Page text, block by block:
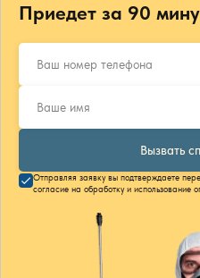
Приедет за 90
Вызвать
Отправляя заявку вы подтверждаете
согласие на обработку и использование